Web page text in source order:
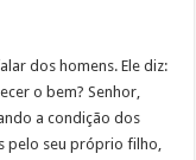
dos homens. Ele diz:
o bem? Senhor,
a condição dos
pelo seu próprio filho,